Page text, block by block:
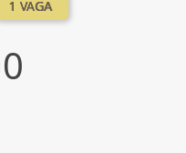
1 VAGA